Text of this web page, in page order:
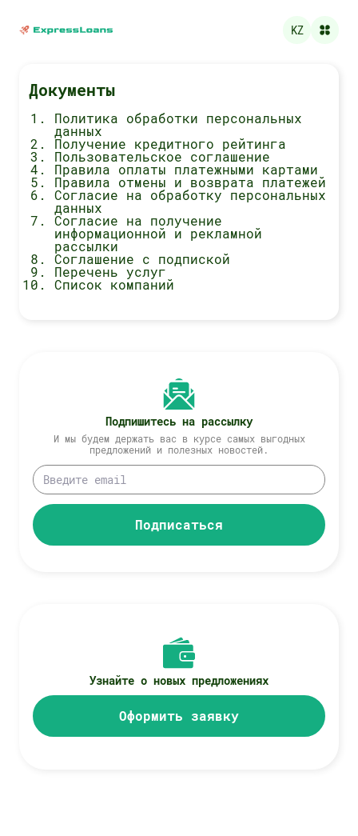
KZ
Документы
Политика обработки персональных
данных
Получение кредитного рейтинга
Пользовательское соглашение
Правила оплаты платежными картами
Правила отмены и возврата платежей
Согласие на обработку персональных
данных
Согласие на получение
информационной и рекламной
рассылки
Соглашение с подпиской
Перечень услуг
Список компаний
Подпишитесь на рассылку
И мы будем держать вас в курсе самых выгодных
предложений и полезных новостей.
Подписаться
Узнайте о новых предложениях
Оформить заявку